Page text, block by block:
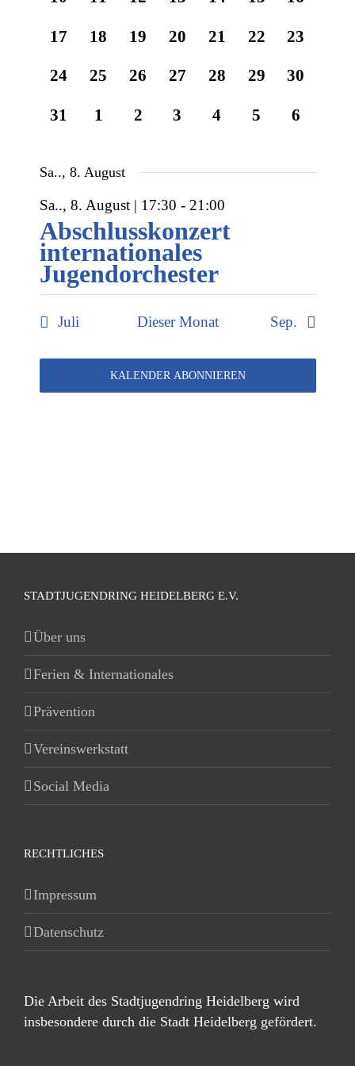
0
17
0
18
0
19
0
20
0
21
0
22
0
23
0
24
0
25
0
26
0
27
0
28
0
29
0
30
0
31
0
1
0
2
0
3
0
4
0
5
0
6
Sa.., 8. August
Sa.., 8. August | 17:30 - 21:00
Abschlusskonzert
internationales
Jugendorchester
Juli Dieser Monat Sep.
KALENDER ABONNIEREN
STADTJUGENDRING HEIDELBERG E.V.
Über uns
Ferien & Internationales
Prävention
Vereinswerkstatt
Social Media
RECHTLICHES
Impressum
Datenschutz
Die Arbeit des Stadtjugendring Heidelberg wird
insbesondere durch die Stadt Heidelberg gefördert.